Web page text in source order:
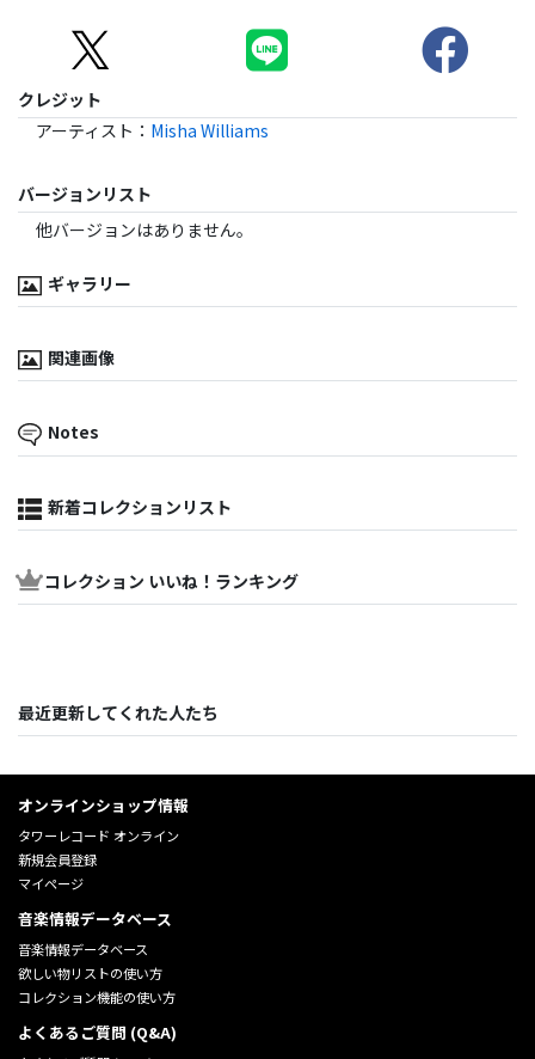
クレジット
アーティスト ： Misha Williams
バージョンリスト
他バージョンはありません。
ギャラリー
関連画像
Notes
新着コレクションリスト
コレクション いいね！ランキング
最近更新してくれた人たち
オンラインショップ情報
タワーレコード オンライン
新規会員登録
マイページ
音楽情報データベース
音楽情報データベース
欲しい物リストの使い方
コレクション機能の使い方
よくあるご質問 (Q&A)